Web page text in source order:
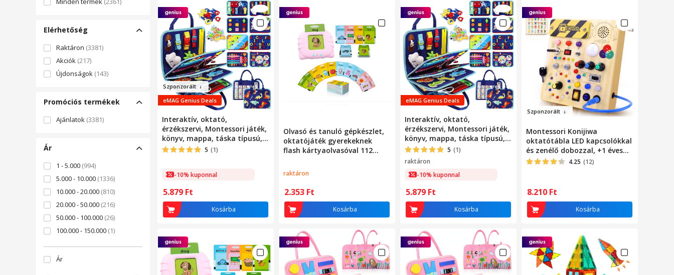
Elérhetőség
Raktáron (3381)
Akciók (217)
Újdonságok (143)
Promóciós termékek
Ajánlatok (3381)
Ár
1 - 5.000 (994)
5.000 - 10.000 (1336)
10.000 - 20.000 (810)
20.000 - 50.000 (216)
50.000 - 100.000 (26)
100.000 - 150.000 (1)
Ár
Szponzorált
eMAG Genius Deals
Interaktív, oktató,
érzékszervi, Montessori játék,
könyv, mappa, táska típusú,
többféle tevékenységgel,
figyelmet, textil anyagból
5 (1)
-10% kuponnal
5.879 Ft
Kosárba
Olvasó és tanuló gépkészlet,
oktatójáték gyerekeknek
flash kártyaolvasóval 112
rózsaszín
raktáron
2.353 Ft
Kosárba
eMAG Genius Deals
Interaktív, oktató,
érzékszervi, Montessori játék,
könyv, mappa, táska típusú,
többféle tevékenységgel,
ideális utazáshoz, fejleszti a
motoros készségeket és a
figyelmet, textil anyagból
5 (1)
raktáron
-10% kuponnal
5.879 Ft
Kosárba
Szponzorált
Montessori Konijiwa
oktatótábla LED kapcsolókkal
és zenélő dobozzal, +1 éves
korig, 17x14,5x2,8cm
4.25 (12)
8.210 Ft
Kosárba